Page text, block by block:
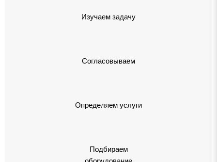
Изучаем задачу
Согласовываем
Определяем услуги
Подбираем